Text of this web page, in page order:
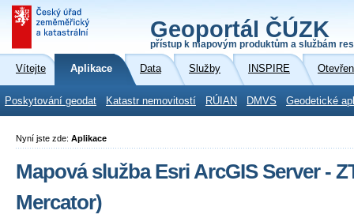
Geoportál ČÚZK
přístup k mapovým produktům a službám
Vítejte Aplikace Data Služby INSPIRE
Poskytování geodat Katastr nemovitostí RÚIAN DMVS Geodetické
Nyní jste zde: Aplikace
Mapová služba Esri ArcGIS Server -
Mercator)